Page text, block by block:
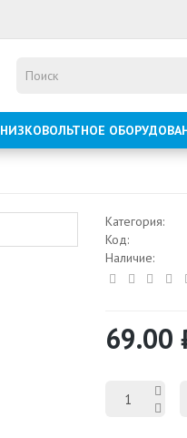
НИЗКОВОЛЬТНОЕ
Категория:
Код:
Наличие:
69.00